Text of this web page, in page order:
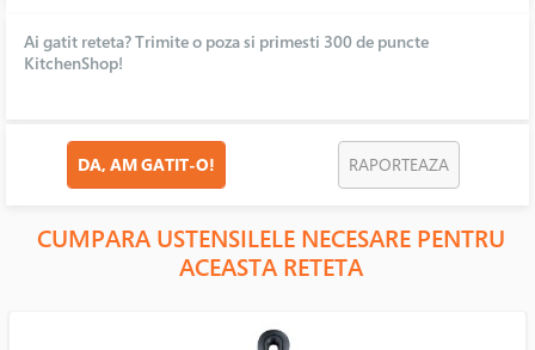
Ai gatit reteta? Trimite o poza si primesti 300 de puncte
KitchenShop!
DA, AM GATIT-O! RAPORTEAZA
CUMPARA USTENSILELE NECESARE PENTRU
ACEASTA RETETA